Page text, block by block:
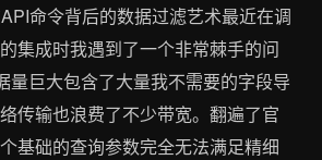
命令背后的数据过滤艺术最近在调
集成时我遇到了一个非常棘手的问
量巨大包含了大量我不需要的字段导
传输也浪费了不少带宽。翻遍了官
基础的查询参数完全无法满足精细